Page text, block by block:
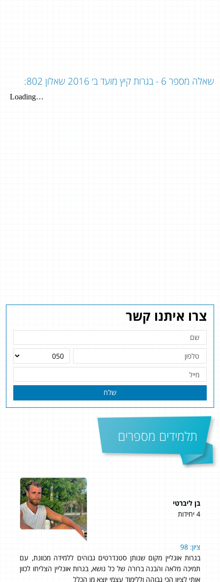
צרו איתנו קשר
שלח
תלמידים מספרים
בן ליברטי
4 יחידות
ציון: 98
בגרות אונליין מקום שנותן סטנדרטים גבוהים ללמידה מכוונת, עם
תמיכה מלאה והבנה ברורה של כל נושא, בגרות אונליין הצליחו לכוון
אותי לציון הכי גבוהה וללימוד עצמי יוצא מן הכלל
שאלה מספר 6 - בגרות קיץ מועד ב׳ 2016 שאלון 802: